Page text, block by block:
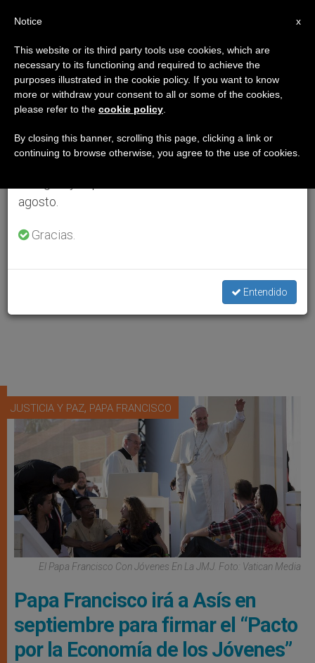
JUSTICIA Y PAZ, PAPA FRANCISCO
El Papa Francisco Con Jóvenes En La JMJ. Foto: Vatican Media
Papa Francisco irá a Asís en
septiembre para firmar el “Pacto
por la Economía de los Jóvenes”
×
Aviso importante
Del 27 de julio al 7 de agosto haremos la pausa
anual, aprovechando que en el periodo de verano
se generan menos informaciones y también el
agosto.
Gracias.
Entendido
x
Notice
This website or its third party tools use cookies, which are
necessary to its functioning and required to achieve the
purposes illustrated in the cookie policy. If you want to know
more or withdraw your consent to all or some of the cookies,
please refer to the cookie policy
By closing this banner, scrolling this page, clicking a link or
continuing to browse otherwise, you agree to the use of cookies.